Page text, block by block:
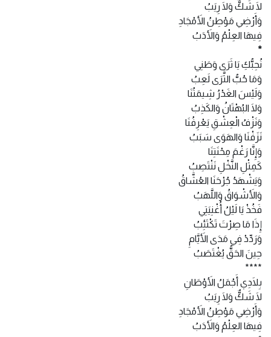
لَا شَكٌّ وَلَا رِيَبُ
وَأَرْضِي مَوْطِنُ الأَمْجَادِ
فِيهَا العِلْمُ وَالأَدَبُ
*
نُحِبُّكِ يَا ثَرَى وَطَنِي
وَمَا حُبُّ الثَّرَى لَعِبُ
وَلَيْسَ الغَدْرُ شِيمَتُنَا
وَلَا البُهْتَانُ وَالكَذِبُ
وَنَزْفُ الْعِشْقِ يَعْرِفُنَا
نَزَفْنَا وَالهَوَى سَبَبُ
وَإِنَّا رَغْمَ مِحْنَتِنَا
كَمِثْلِ النَّخْلِ نَنْتَصِبُ
وَيَشْهَدُ جُرْحَنَا العُشَّاقُ
وَالأَشْوَاقُ وَاللَّهَبُ
فَخُذْ يَا لَيْلُ أُغْنِيَتِي
إِذَا مَا صِرْتَ تَكْتَئِبُ
وَرَدِّدْ فِي مَدَى الأَيَّامِ
حِينَ الحَقُّ يُغْتَصَبُ
****
بِلَادِي أَجْمَلُ الأَوْطَانِ
لَا شَكٌّ وَلَا رِيَبُ
وَأَرْضِي مَوْطِنُ الأَمْجَادِ
فِيهَا العِلْمُ وَالأَدَبُ